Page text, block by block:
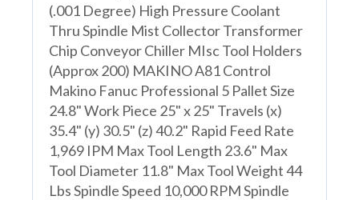
(.001 Degree) High Pressure Coolant
Thru Spindle Mist Collector Transformer
Chip Conveyor Chiller MIsc Tool Holders
(Approx 200) MAKINO A81 Control
Makino Fanuc Professional 5 Pallet Size
24.8" Work Piece 25" x 25" Travels (x)
35.4" (y) 30.5" (z) 40.2" Rapid Feed Rate
1,969 IPM Max Tool Length 23.6" Max
Tool Diameter 11.8" Max Tool Weight 44
Lbs Spindle Speed 10,000 RPM Spindle